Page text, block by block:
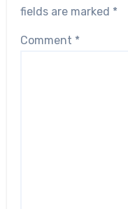
fields are marked *
Comment *